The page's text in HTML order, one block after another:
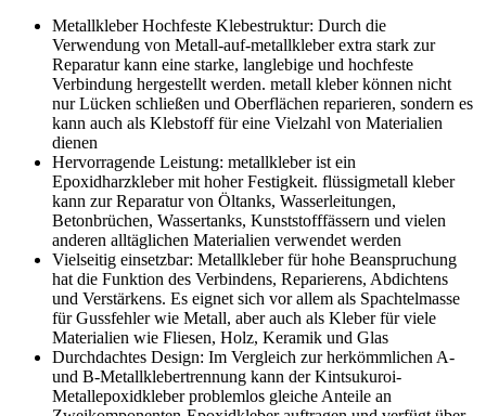
Metallkleber Hochfeste Klebestruktur: Durch die
Verwendung von Metall-auf-metallkleber extra stark zur
Reparatur kann eine starke, langlebige und hochfeste
Verbindung hergestellt werden. metall kleber können nicht
nur Lücken schließen und Oberflächen reparieren, sondern es
kann auch als Klebstoff für eine Vielzahl von Materialien
dienen
Hervorragende Leistung: metallkleber ist ein
Epoxidharzkleber mit hoher Festigkeit. flüssigmetall kleber
kann zur Reparatur von Öltanks, Wasserleitungen,
Betonbrüchen, Wassertanks, Kunststofffässern und vielen
anderen alltäglichen Materialien verwendet werden
Vielseitig einsetzbar: Metallkleber für hohe Beanspruchung
hat die Funktion des Verbindens, Reparierens, Abdichtens
und Verstärkens. Es eignet sich vor allem als Spachtelmasse
für Gussfehler wie Metall, aber auch als Kleber für viele
Materialien wie Fliesen, Holz, Keramik und Glas
Durchdachtes Design: Im Vergleich zur herkömmlichen A-
und B-Metallklebertrennung kann der Kintsukuroi-
Metallepoxidkleber problemlos gleiche Anteile an